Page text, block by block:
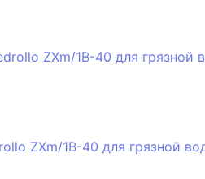
ZXm/1В-40 для грязной